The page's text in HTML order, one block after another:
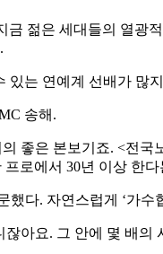
젊은 세대들의 열
는 연예계 선배가 많
송해.
좋은 본보기죠. <전
로에서 30년 이상 한
다. 자연스럽게 ‘가수
아요. 그 안에 몇 배